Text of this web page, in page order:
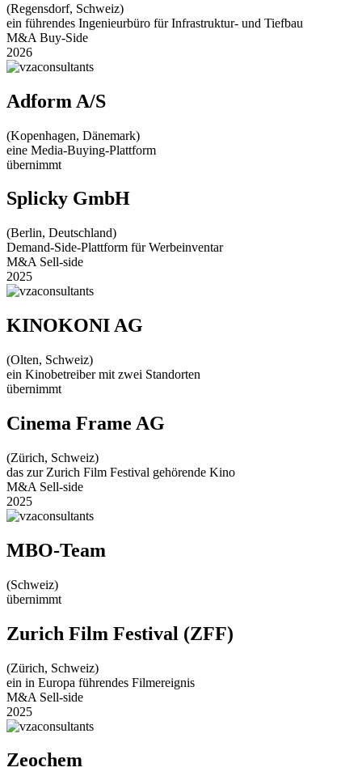
(Regensdorf, Schweiz)
ein führendes Ingenieurbüro für Infrastruktur- und Tiefbau
M&A Buy-Side
2026
Adform A/S
(Kopenhagen, Dänemark)
eine Media-Buying-Plattform
übernimmt
Splicky GmbH
(Berlin, Deutschland)
Demand-Side-Plattform für Werbeinventar
M&A Sell-side
2025
KINOKONI AG
(Olten, Schweiz)
ein Kinobetreiber mit zwei Standorten
übernimmt
Cinema Frame AG
(Zürich, Schweiz)
das zur Zurich Film Festival gehörende Kino
M&A Sell-side
2025
MBO-Team
(Schweiz)
übernimmt
Zurich Film Festival (ZFF)
(Zürich, Schweiz)
ein in Europa führendes Filmereignis
M&A Sell-side
2025
Zeochem